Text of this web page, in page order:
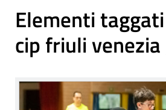
Elementi
cip friuli